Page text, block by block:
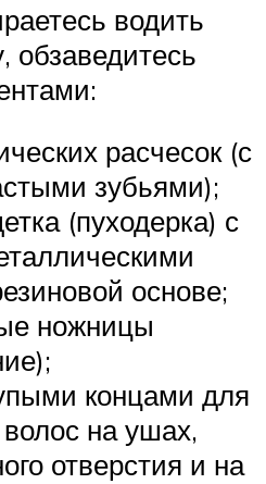
водить
обзаведитесь
расчесок (с
зубьями);
(пуходерка) с
основе;
ножницы
концами для
на ушах,
отверстия и на